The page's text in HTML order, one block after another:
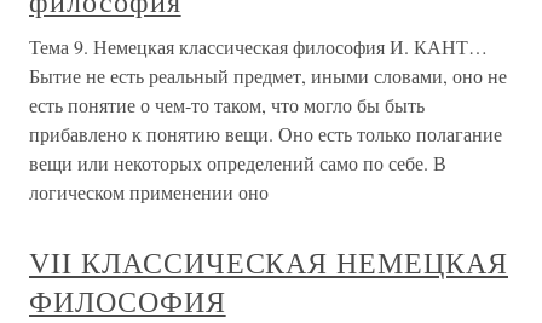
Тема 9. Немецкая классическая философия И. КАНТ…
Бытие не есть реальный предмет, иными словами, оно не
есть понятие о чем-то таком, что могло бы быть
прибавлено к понятию вещи. Оно есть только полагание
вещи или некоторых определений само по себе. В
логическом применении оно
VII КЛАССИЧЕСКАЯ НЕМЕЦКАЯ
ФИЛОСОФИЯ